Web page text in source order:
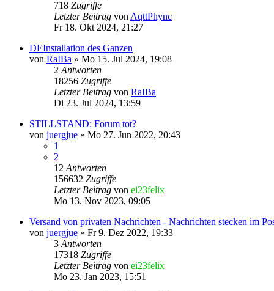
718 Zugriffe
Letzter Beitrag von AqttPhync
Fr 18. Okt 2024, 21:27
DEInstallation des Ganzen
von RaIBa » Mo 15. Jul 2024, 19:08
2 Antworten
18256 Zugriffe
Letzter Beitrag von RaIBa
Di 23. Jul 2024, 13:59
STILLSTAND: Forum tot?
von juergjue » Mo 27. Jun 2022, 20:43
1
2
12 Antworten
156632 Zugriffe
Letzter Beitrag von ei23felix
Mo 13. Nov 2023, 09:05
Versand von privaten Nachrichten - Nachrichten stecken im
von juergjue » Fr 9. Dez 2022, 19:33
3 Antworten
17318 Zugriffe
Letzter Beitrag von ei23felix
Mo 23. Jan 2023, 15:51